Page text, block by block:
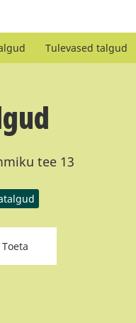
Tulevased talgud
tee 13
Toeta